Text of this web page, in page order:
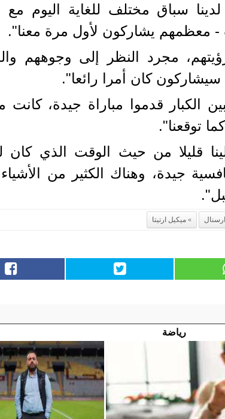
لدينا سباق مختلف للغاية اليوم مع
- معظمهم يشاركون لأول مرة معنا".
مجرد النظر إلى وجوههم
سيشاركون كان أمرا رائعا".
الكبار قدموا مباراة جيدة، كانت
توقعنا".
قليلا من حيث الوقت الذي كان
جيدة، وهناك الكثير من
ارسنال ميكيل ارتيتا
رياضة